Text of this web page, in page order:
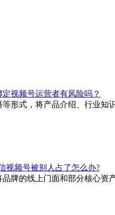
视频号运营者有风险吗？
形式，将产品介绍、行业知
视频号被别人占了怎么办?
牌的线上门面和部分核心资